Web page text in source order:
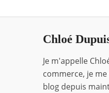
Chloé
Je m'appelle
commerce, je
blog depuis